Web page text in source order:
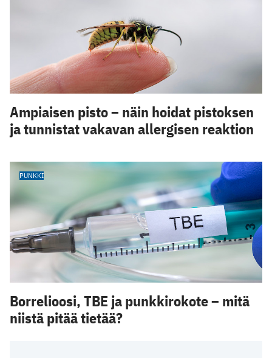
Ampiaisen pisto – näin hoidat pistoksen
ja tunnistat vakavan allergisen reaktion
PUNKKI
Borrelioosi, TBE ja punkkirokote – mitä
niistä pitää tietää?